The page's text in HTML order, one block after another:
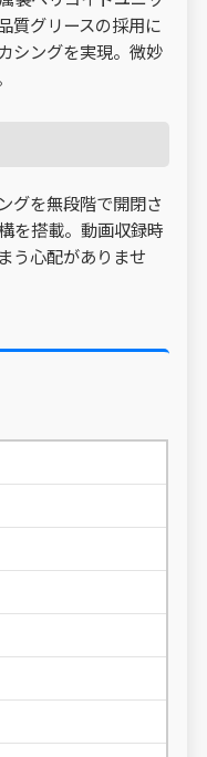
質グリースの採用に
シングを実現。微妙
グを無段階で開閉さ
を搭載。動画収録時
う心配がありませ